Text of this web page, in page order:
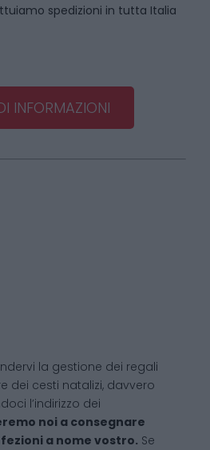
spedizioni in tutta Italia
INFORMAZIONI
la gestione dei regali
dei cesti natalizi, davvero
l’indirizzo dei
noi a consegnare
a nome vostro. Se